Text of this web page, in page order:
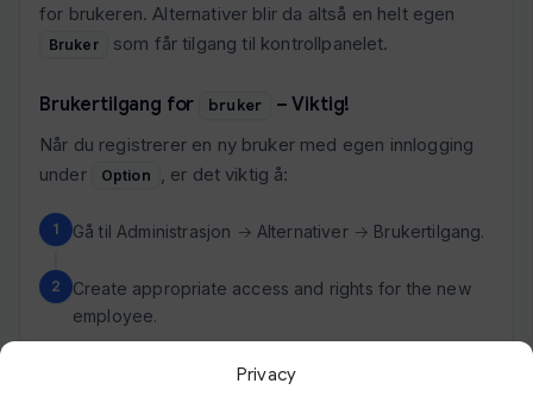
Privacy
for brukeren. Alternativer blir da altså en helt egen
Bruker som får tilgang til kontrollpanelet.
Brukertilgang for bruker – Viktig!
Når du registrerer en ny bruker med egen innlogging
under
Option , er det viktig å:
Gå til Administrasjon → Alternativer → Brukertilgang.
Create appropriate access and rights for the new
employee.
Viktig: Uten tildeling av tilgangsrettigheter via